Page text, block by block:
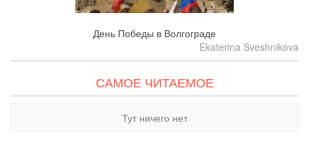
День Победы в Волгограде
Ekaterina Sveshnikova
САМОЕ ЧИТАЕМОЕ
Тут ничего нет